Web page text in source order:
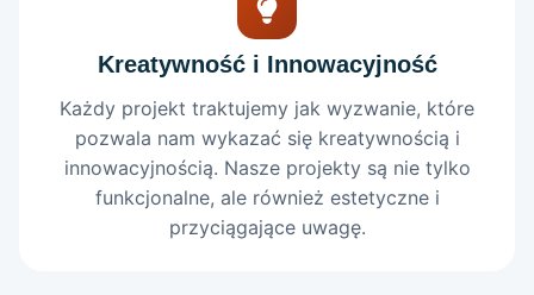
Kreatywność i Innowacyjność
Każdy projekt traktujemy jak wyzwanie, które
pozwala nam wykazać się kreatywnością i
innowacyjnością. Nasze projekty są nie tylko
funkcjonalne, ale również estetyczne i
przyciągające uwagę.